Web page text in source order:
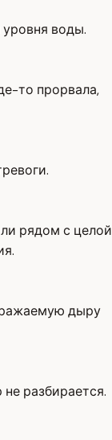
воды.
то прорвала,
рядом с целой
дыру
разбирается.